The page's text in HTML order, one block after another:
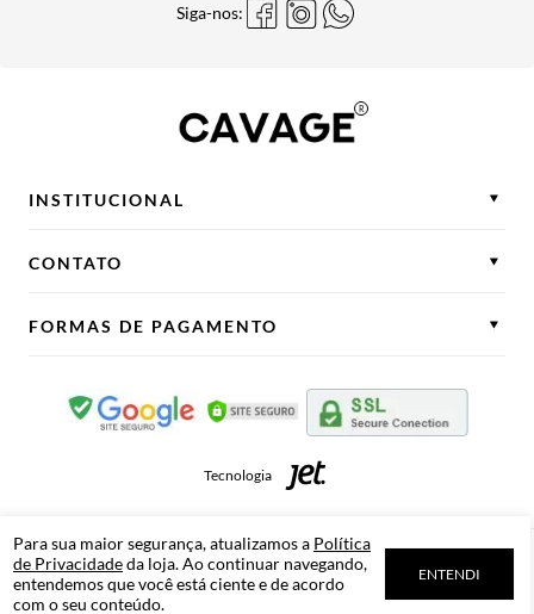
Para sua maior segurança, atualizamos a Política
de Privacidadeda loja. Ao continuar navegando,
entendemos que você está ciente e de acordo
com o seu conteúdo.
ENTENDI
Siga-nos:
INSTITUCIONAL
CONTATO
FORMAS DE PAGAMENTO
Tecnologia
CavageNovo HamburgoRS
CNPJ - 02.681.508/0001-28